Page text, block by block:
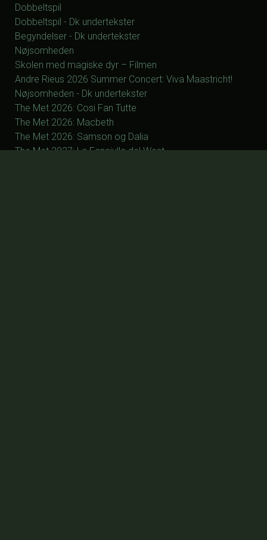
Dobbeltspil
Dobbeltspil - Dk undertekster
Begyndelser - Dk undertekster
Nøjsomheden
Skolen med magiske dyr – Filmen
Andre Rieus 2026 Summer Concert: Viva Maastricht!
Nøjsomheden - Dk undertekster
The Met 2026: Cosi Fan Tutte
The Met 2026: Macbeth
The Met 2026: Samson og Dalia
The Met 2027: La Fanciulla del West